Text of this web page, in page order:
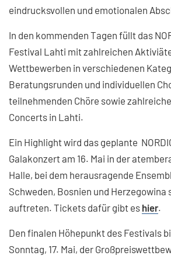
eindrucksvollen und emotionalen
In den kommenden Tagen füllt das
Festival Lahti mit zahlreichen
Wettbewerben in verschiedenen
Beratungsrunden und individuellen
teilnehmenden Chöre sowie
Concerts in Lahti.
Ein Highlight wird das geplante
Galakonzert am 16. Mai in der
Halle, bei dem herausragende
Schweden, Bosnien und Herzegowina
auftreten. Tickets dafür gibt es hier.
Den finalen Höhepunkt des Festivals
Sonntag, 17. Mai, der